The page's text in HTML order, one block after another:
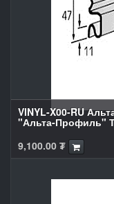
VINYL-X00-RU
"Альта-Профиль"
9,100.00 ₮